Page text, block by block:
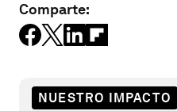
Comparte:
NUESTRO IMPACTO